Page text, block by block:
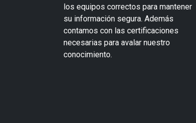
los equipos correctos para mantener
su información segura. Además
contamos con las certificaciones
necesarias para avalar nuestro
conocimiento.